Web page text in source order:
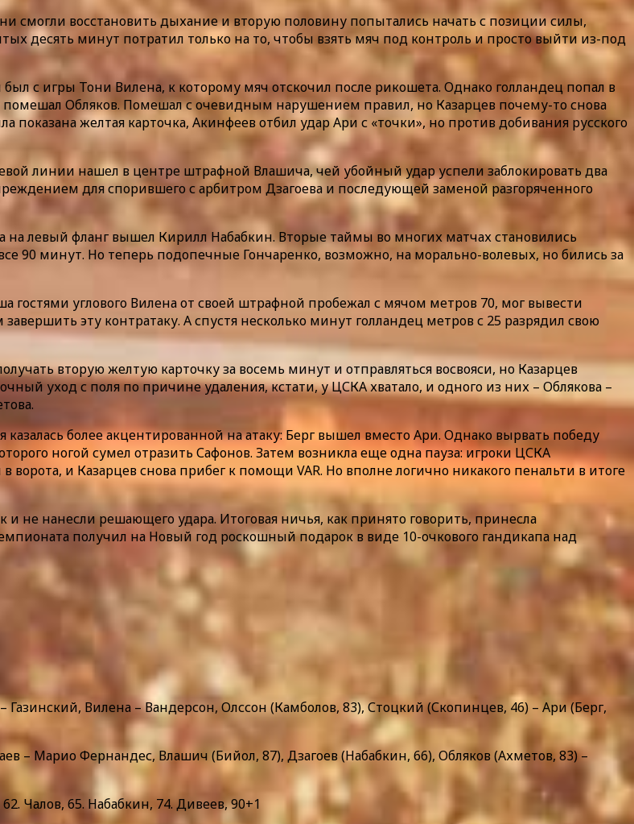
смогли восстановить дыхание и вторую половину попытались начать с позиции силы,
десять минут потратил только на то, чтобы взять мяч под контроль и просто выйти из-под
был с игры Тони Вилена, к которому мяч отскочил после рикошета. Однако голландец попал в
Обляков. Помешал с очевидным нарушением правил, но Казарцев почему-то снова
желтая карточка, Акинфеев отбил удар Ари с «точки», но против добивания русского
линии нашел в центре штрафной Влашича, чей убойный удар успели заблокировать два
для спорившего с арбитром Дзагоева и последующей заменой разгоряченного
на левый фланг вышел Кирилл Набабкин. Вторые таймы во многих матчах становились
90 минут. Но теперь подопечные Гончаренко, возможно, на морально-волевых, но бились за
гостями углового Вилена от своей штрафной пробежал с мячом метров 70, мог вывести
эту контратаку. А спустя несколько минут голландец метров с 25 разрядил свою
вторую желтую карточку за восемь минут и отправляться восвояси, но Казарцев
уход с поля по причине удаления, кстати, у ЦСКА хватало, и одного из них – Облякова –
более акцентированной на атаку: Берг вышел вместо Ари. Однако вырвать победу
ногой сумел отразить Сафонов. Затем возникла еще одна пауза: игроки ЦСКА
и Казарцев снова прибег к помощи VAR. Но вполне логично никакого пенальти в итоге
не нанесли решающего удара. Итоговая ничья, как принято говорить, принесла
получил на Новый год роскошный подарок в виде 10-очкового гандикапа над
Вилена – Вандерсон, Олссон (Камболов, 83), Стоцкий (Скопинцев, 46) – Ари (Берг,
– Марио Фернандес, Влашич (Бийол, 87), Дзагоев (Набабкин, 66), Обляков (Ахметов, 83) –
Чалов, 65. Набабкин, 74. Дивеев, 90+1